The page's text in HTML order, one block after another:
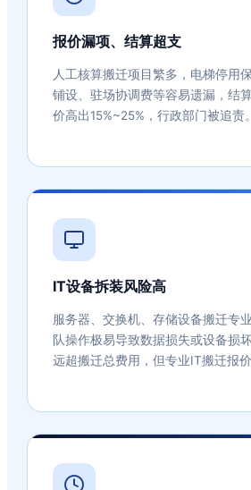
报价漏项、结算超支
人工核算搬迁项目繁多，电梯停用
铺设、驻场协调费等容易遗漏，结
价高出15%~25%，行政部门被追责。
IT设备拆装风险高
服务器、交换机、存储设备搬迁专
队操作极易导致数据损失或设备损
远超搬迁总费用，但专业IT搬迁报价